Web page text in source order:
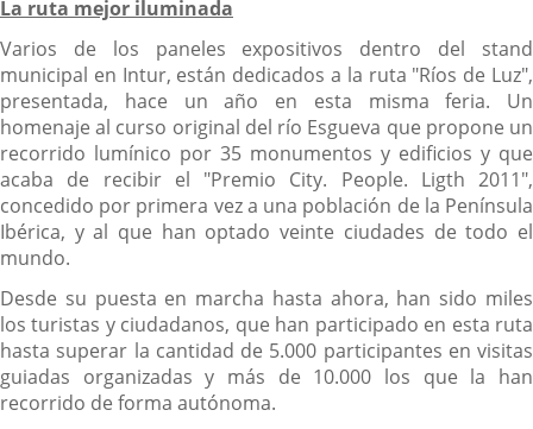
La ruta mejor iluminada
Varios de los paneles expositivos dentro del stand
municipal en Intur, están dedicados a la ruta "Ríos de Luz",
presentada, hace un año en esta misma feria. Un
homenaje al curso original del río Esgueva que propone un
recorrido lumínico por 35 monumentos y edificios y que
acaba de recibir el "Premio City. People. Ligth 2011",
concedido por primera vez a una población de la Península
Ibérica, y al que han optado veinte ciudades de todo el
mundo.
Desde su puesta en marcha hasta ahora, han sido miles
los turistas y ciudadanos, que han participado en esta ruta
hasta superar la cantidad de 5.000 participantes en visitas
guiadas organizadas y más de 10.000 los que la han
recorrido de forma autónoma.